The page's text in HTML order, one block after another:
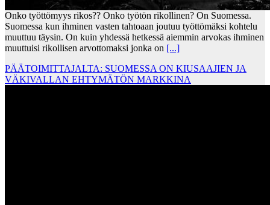
Onko työttömyys rikos?? Onko työtön rikollinen? On Suomessa.
Suomessa kun ihminen vasten tahtoaan joutuu työttömäksi kohtelu
muuttuu täysin. On kuin yhdessä hetkessä aiemmin arvokas ihminen
muuttuisi rikollisen arvottomaksi jonka on [...]
PÄÄTOIMITTAJALTA: SUOMESSA ON KIUSAAJIEN JA
VÄKIVALLAN EHTYMÄTÖN MARKKINA